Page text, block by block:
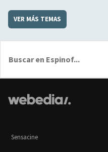
VER MÁS TEMAS
Sensacine